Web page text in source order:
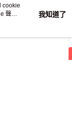
cookie
聲明
我知道了